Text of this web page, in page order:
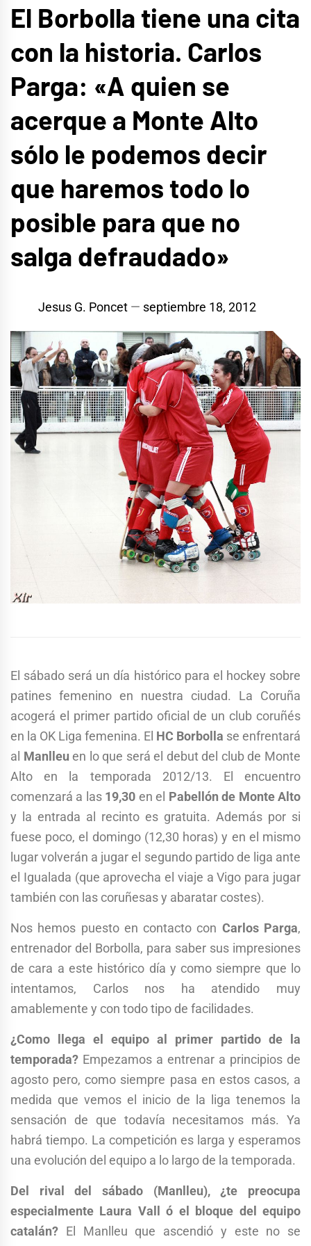
El Borbolla tiene una cita
con la historia. Carlos
Parga: «A quien se
acerque a Monte Alto
sólo le podemos decir
que haremos todo lo
posible para que no
salga defraudado»
Jesus G. Poncet septiembre 18, 2012
El sábado será un día histórico para el hockey sobre
patines femenino en nuestra ciudad. La Coruña
acogerá el primer partido oficial de un club coruñés
en la OK Liga femenina. El HC Borbolla se enfrentará
al Manlleu en lo que será el debut del club de Monte
Alto en la temporada 2012/13. El encuentro
comenzará a las 19,30 en el Pabellón de Monte Alto
y la entrada al recinto es gratuita. Además por si
fuese poco, el domingo (12,30 horas) y en el mismo
lugar volverán a jugar el segundo partido de liga ante
el Igualada (que aprovecha el viaje a Vigo para jugar
también con las coruñesas y abaratar costes).
Nos hemos puesto en contacto con Carlos Parga,
entrenador del Borbolla, para saber sus impresiones
de cara a este histórico día y como siempre que lo
intentamos, Carlos nos ha atendido muy
amablemente y con todo tipo de facilidades.
¿Como llega el equipo al primer partido de la
temporada? Empezamos a entrenar a principios de
agosto pero, como siempre pasa en estos casos, a
medida que vemos el inicio de la liga tenemos la
sensación de que todavía necesitamos más. Ya
habrá tiempo. La competición es larga y esperamos
una evolución del equipo a lo largo de la temporada.
Del rival del sábado (Manlleu), ¿te preocupa
especialmente Laura Vall ó el bloque del equipo
catalán? El Manlleu que ascendió y este no se